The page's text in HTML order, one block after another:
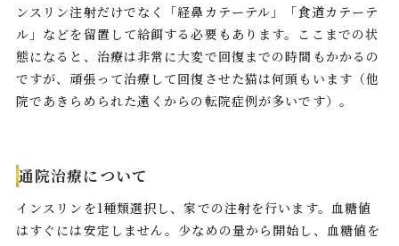
ンスリン注射だけでなく「経鼻カテーテル」「食道カテーテ
ル」などを留置して給餌する必要もあります。ここまでの状
態になると、治療は非常に大変で回復までの時間もかかるの
ですが、頑張って治療して回復させた猫は何頭もいます（他
院であきらめられた遠くからの転院症例が多いです）。
通院治療について
インスリンを1種類選択し、家での注射を行います。血糖値
はすぐには安定しません。少なめの量から開始し、血糖値を